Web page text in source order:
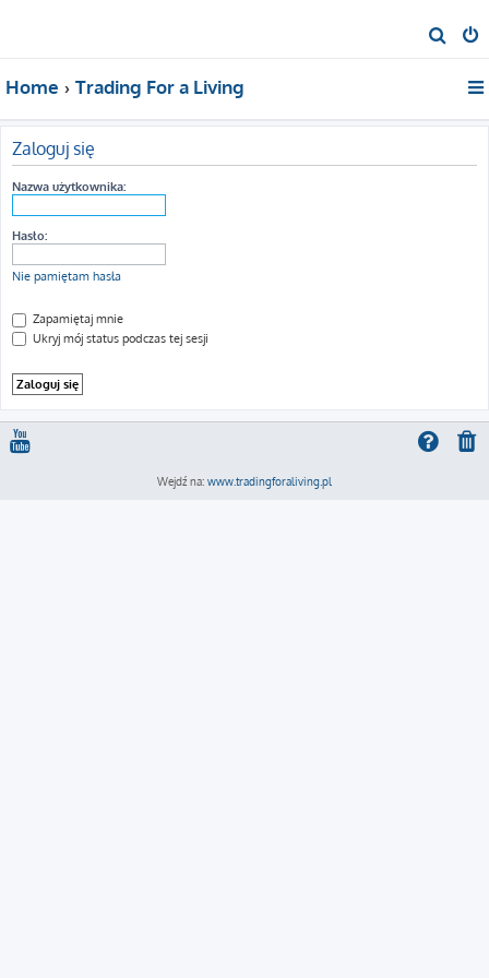
z
j
Home Trading For a Living
Zaloguj się
Nazwa użytkownika:
Hasło:
Nie pamiętam hasła
Zapamiętaj mnie
Ukryj mój status podczas tej sesji
Wejdź na: www.tradingforaliving.pl